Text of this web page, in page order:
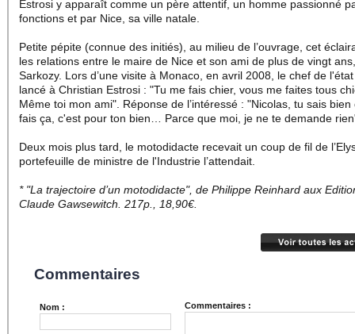
Estrosi y apparaît comme un père attentif, un homme passionné
fonctions et par Nice, sa ville natale.
Petite pépite (connue des initiés), au milieu de l’ouvrage, cet
les relations entre le maire de Nice et son ami de plus de vingt
Sarkozy. Lors d’une visite à Monaco, en avril 2008, le chef de
lancé à Christian Estrosi : "Tu me fais chier, vous me faites tous
Même toi mon ami". Réponse de l’intéressé : "Nicolas, tu sais bien
fais ça, c'est pour ton bien… Parce que moi, je ne te demande
Deux mois plus tard, le motodidacte recevait un coup de fil de
portefeuille de ministre de l'Industrie l’attendait.
* "La trajectoire d’un motodidacte", de Philippe Reinhard aux
Claude Gawsewitch. 217p., 18,90€.
Commentaires
Nom : Commentaires :